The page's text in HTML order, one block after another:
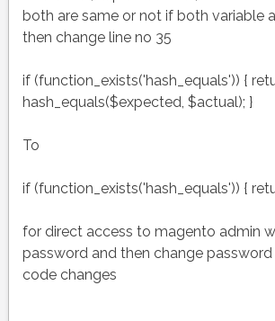
both are same or not if both variable
then change line no 35
if (function_exists('hash_equals')) {
hash_equals($expected, $actual); }
To
if (function_exists('hash_equals')) {
for direct access to magento admin
password and then change
code changes